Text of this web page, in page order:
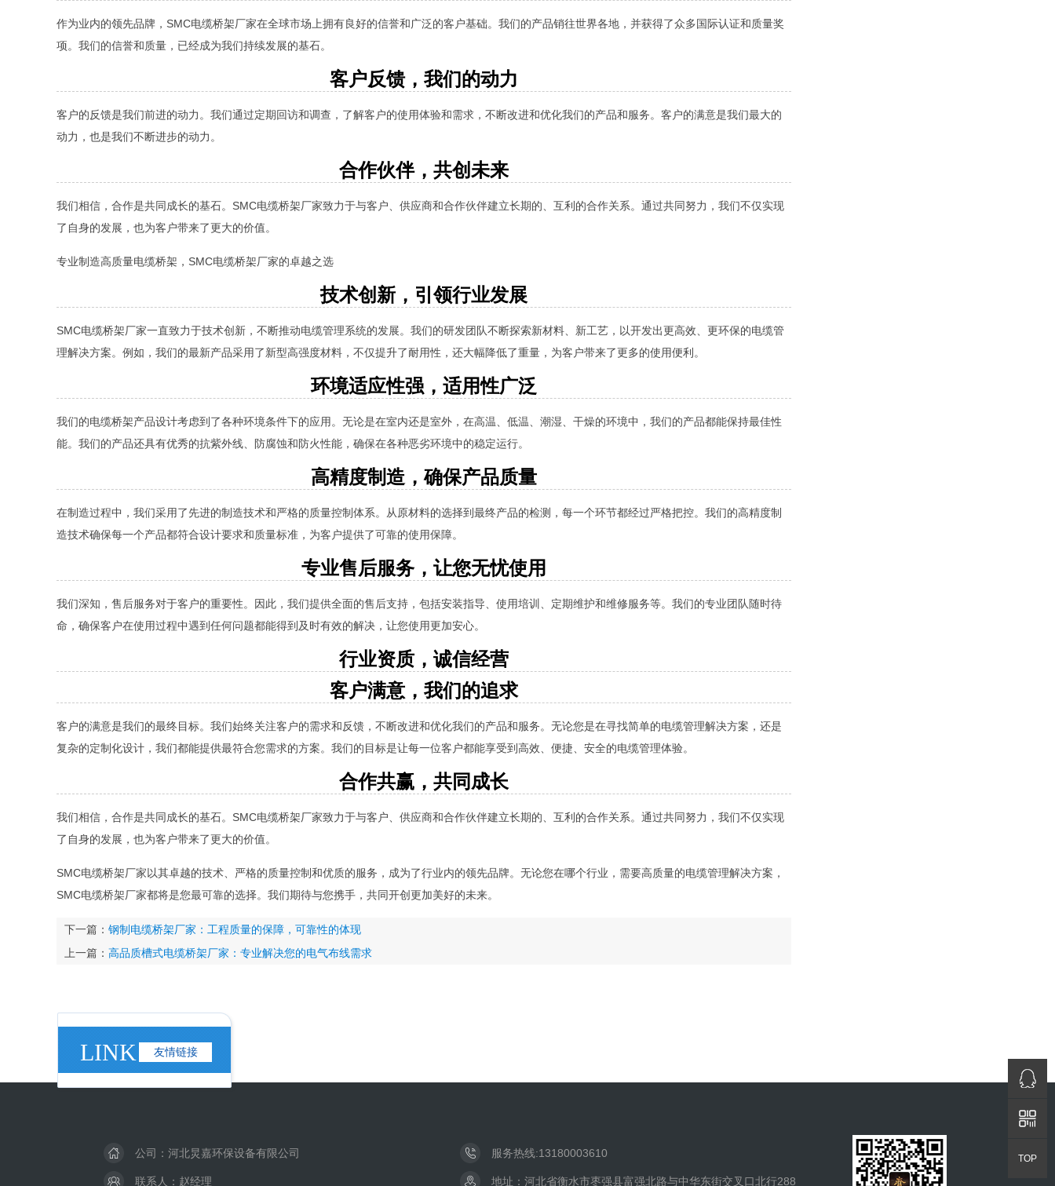
作为业内的领先品牌，SMC电缆桥架厂家在全球市场上拥有良好的信誉和广泛的客户基础。我们的产品销往世界各地，并获得了众多国际认证和质量奖
项。我们的信誉和质量，已经成为我们持续发展的基石。
客户反馈，我们的动力
客户的反馈是我们前进的动力。我们通过定期回访和调查，了解客户的使用体验和需求，不断改进和优化我们的产品和服务。客户的满意是我们最大的
动力，也是我们不断进步的动力。
合作伙伴，共创未来
我们相信，合作是共同成长的基石。SMC电缆桥架厂家致力于与客户、供应商和合作伙伴建立长期的、互利的合作关系。通过共同努力，我们不仅实现
了自身的发展，也为客户带来了更大的价值。
专业制造高质量电缆桥架，SMC电缆桥架厂家的卓越之选
技术创新，引领行业发展
SMC电缆桥架厂家一直致力于技术创新，不断推动电缆管理系统的发展。我们的研发团队不断探索新材料、新工艺，以开发出更高效、更环保的电缆管
理解决方案。例如，我们的最新产品采用了新型高强度材料，不仅提升了耐用性，还大幅降低了重量，为客户带来了更多的使用便利。
环境适应性强，适用性广泛
我们的电缆桥架产品设计考虑到了各种环境条件下的应用。无论是在室内还是室外，在高温、低温、潮湿、干燥的环境中，我们的产品都能保持最佳性
能。我们的产品还具有优秀的抗紫外线、防腐蚀和防火性能，确保在各种恶劣环境中的稳定运行。
高精度制造，确保产品质量
在制造过程中，我们采用了先进的制造技术和严格的质量控制体系。从原材料的选择到最终产品的检测，每一个环节都经过严格把控。我们的高精度制
造技术确保每一个产品都符合设计要求和质量标准，为客户提供了可靠的使用保障。
专业售后服务，让您无忧使用
我们深知，售后服务对于客户的重要性。因此，我们提供全面的售后支持，包括安装指导、使用培训、定期维护和维修服务等。我们的专业团队随时待
命，确保客户在使用过程中遇到任何问题都能得到及时有效的解决，让您使用更加安心。
行业资质，诚信经营
客户满意，我们的追求
客户的满意是我们的最终目标。我们始终关注客户的需求和反馈，不断改进和优化我们的产品和服务。无论您是在寻找简单的电缆管理解决方案，还是
复杂的定制化设计，我们都能提供最符合您需求的方案。我们的目标是让每一位客户都能享受到高效、便捷、安全的电缆管理体验。
合作共赢，共同成长
我们相信，合作是共同成长的基石。SMC电缆桥架厂家致力于与客户、供应商和合作伙伴建立长期的、互利的合作关系。通过共同努力，我们不仅实现
了自身的发展，也为客户带来了更大的价值。
SMC电缆桥架厂家以其卓越的技术、严格的质量控制和优质的服务，成为了行业内的领先品牌。无论您在哪个行业，需要高质量的电缆管理解决方案，
SMC电缆桥架厂家都将是您最可靠的选择。我们期待与您携手，共同开创更加美好的未来。
下一篇： 钢制电缆桥架厂家：工程质量的保障，可靠性的体现
上一篇： 高品质槽式电缆桥架厂家：专业解决您的电气布线需求
LINK 友情链接
公司：河北炅嘉环保设备有限公司 服务热线:13180003610
联系人：赵经理 地址：河北省衡水市枣强县富强北路与中华东街交叉口北行288
QQ咨询
TOP
返回顶部